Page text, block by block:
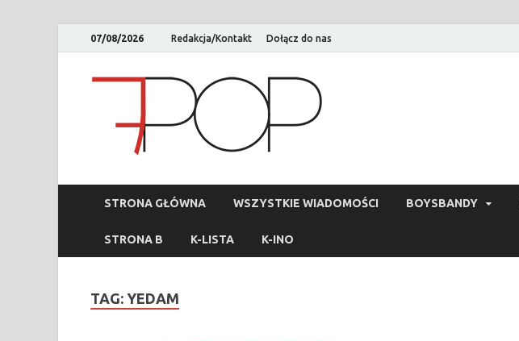
07/08/2026 Redakcja/Kontakt Dołącz do nas
STRONA GŁÓWNA WSZYSTKIE WIADOMOŚCI BOYSBANDY
STRONA B K-LISTA K-INO
TAG: YEDAM